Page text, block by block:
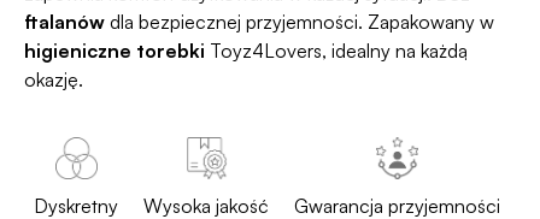
ftalanów dla bezpiecznej przyjemności. Zapakowany w
higieniczne torebki Toyz4Lovers, idealny na każdą
okazję.
Dyskretny Wysoka jakość Gwarancja przyjemności